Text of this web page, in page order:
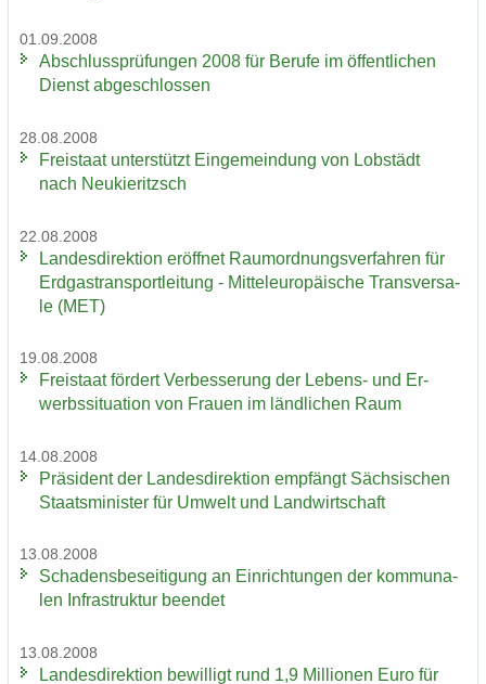
01.09.2008
Ab­schluss­prü­fun­gen 2008 für Be­ru­fe im öf­fent­li­chen
Dienst ab­ge­schlos­sen
28.08.2008
Frei­staat un­ter­stützt Ein­ge­mein­dung von Lob­städt
nach Neu­kie­ritzsch
22.08.2008
Lan­des­di­rek­ti­on er­öff­net Raum­ord­nungs­ver­fah­ren für
Erd­gas­trans­port­lei­tung - Mit­tel­eu­ro­päi­sche Trans­ver­sa­
le (MET)
19.08.2008
Frei­staat för­dert Ver­bes­se­rung der Lebens-​ und Er­
werbs­si­tua­ti­on von Frau­en im länd­li­chen Raum
14.08.2008
Prä­si­dent der Lan­des­di­rek­ti­on emp­fängt Säch­si­schen
Staats­mi­nis­ter für Um­welt und Land­wirt­schaft
13.08.2008
Scha­dens­be­sei­ti­gung an Ein­rich­tun­gen der kom­mu­na­
len In­fra­struk­tur be­en­det
13.08.2008
Lan­des­di­rek­ti­on be­wil­ligt rund 1,9 Mil­lio­nen Euro für